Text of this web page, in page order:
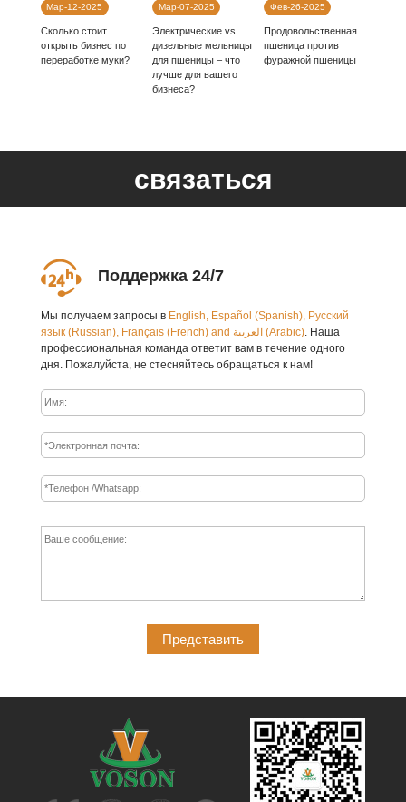
Мар-12-2025
Сколько стоит
открыть бизнес по
переработке муки?
Мар-07-2025
Электрические vs.
дизельные мельницы
для пшеницы – что
лучше для вашего
бизнеса?
Фев-26-2025
Продовольственная
пшеница против
фуражной пшеницы
связаться
Поддержка 24/7
Мы получаем запросы в English, Español (Spanish), Русский
язык (Russian), Français (French) and العربية (Arabic). Наша
профессиональная команда ответит вам в течение одного
дня. Пожалуйста, не стесняйтесь обращаться к нам!
Представить